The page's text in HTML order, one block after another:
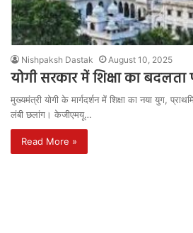
Nishpaksh Dastak August 10, 2025
योगी सरकार में शिक्षा का बदलता
मुख्यमंत्री योगी के मार्गदर्शन में शिक्षा का नया युग,
लंबी छलांग। केजीएमयू…
Read More »